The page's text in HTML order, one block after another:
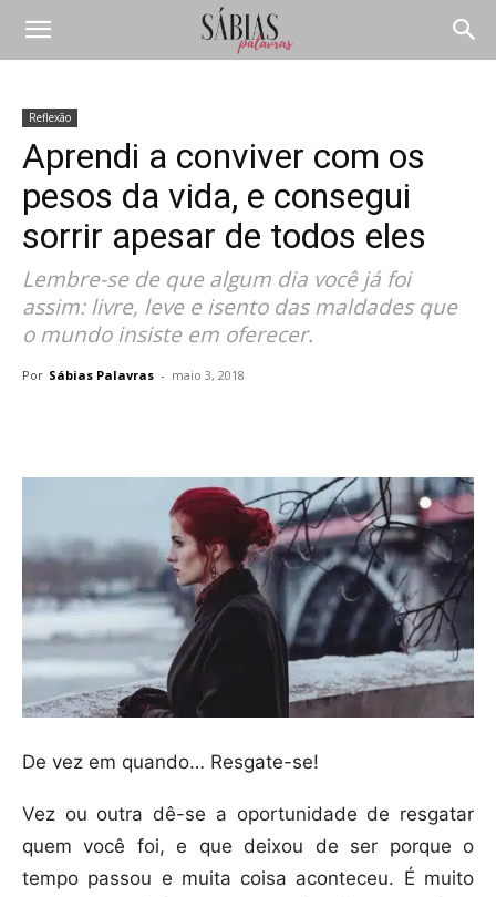
Reflexão
Aprendi a conviver com os
pesos da vida, e consegui
sorrir apesar de todos eles
Lembre-se de que algum dia você já foi
assim: livre, leve e isento das maldades que
o mundo insiste em oferecer.
Por Sábias Palavras - maio 3, 2018
De vez em quando… Resgate-se!
Vez ou outra dê-se a oportunidade de resgatar
quem você foi, e que deixou de ser porque o
tempo passou e muita coisa aconteceu. É muito